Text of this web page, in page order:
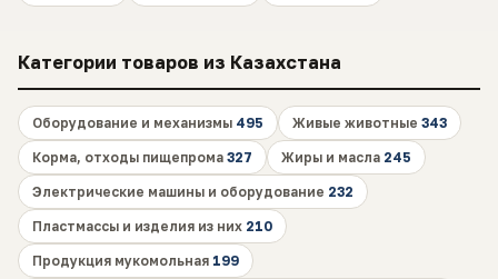
Категории товаров из Казахстана
Оборудование и механизмы 495 Живые животные 343
Корма, отходы пищепрома 327 Жиры и масла 245
Электрические машины и оборудование 232
Пластмассы и изделия из них 210
Продукция мукомольная 199